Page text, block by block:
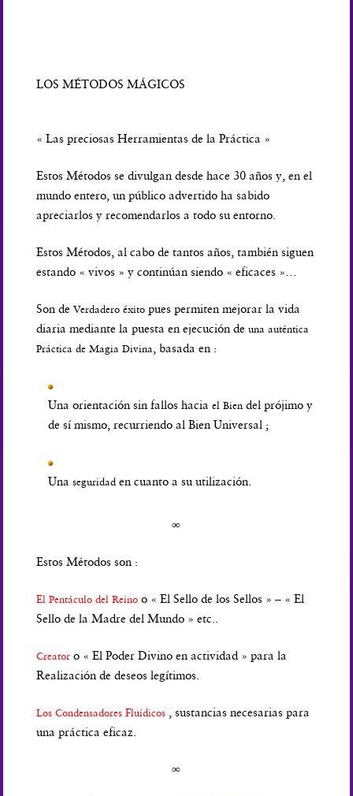
LOS MÉTODOS MÁGICOS
« Las preciosas Herramientas de la Práctica »
Estos Métodos se divulgan desde hace 30 años y, en el
mundo entero, un público advertido ha sabido
apreciarlos y recomendarlos a todo su entorno.
Estos Métodos, al cabo de tantos años, también siguen
estando « vivos » y continúan siendo « eficaces »…
Son deVerdadero éxito pues permiten mejorar la vida
diaria mediante la puesta en ejecución deuna auténtica
Práctica de Magia Divina, basada en :
Una orientación sin fallos haciael Bien del prójimo y
de sí mismo, recurriendo al Bien Universal ;
Unaseguridad en cuanto a su utilización.
∞
Estos Métodos son :
El Pentáculo del Reinoo « El Sello de los Sellos » – « El
Sello de la Madre del Mundo » etc..
Creatoro « El Poder Divino en actividad » para la
Realización de deseos legítimos.
Los Condensadores Fluídicos , sustancias necesarias para
una práctica eficaz.
∞